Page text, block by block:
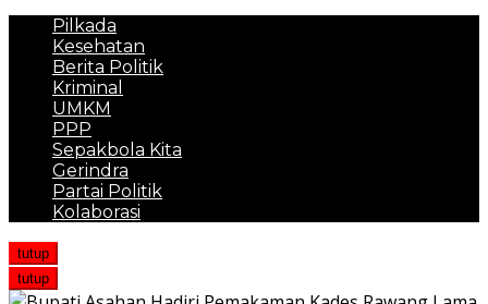
Pilkada
Kesehatan
Berita Politik
Kriminal
UMKM
PPP
Sepakbola Kita
Gerindra
Partai Politik
Kolaborasi
tutup
tutup